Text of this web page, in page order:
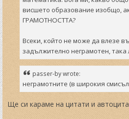
висшето образование изобщо,
ГРАМОТНОСТТА?
Всеки, който не може да влезе
задължително неграмотен, така
passer-by wrote:
неграмотните (в широкия
Ще си караме на цитати и